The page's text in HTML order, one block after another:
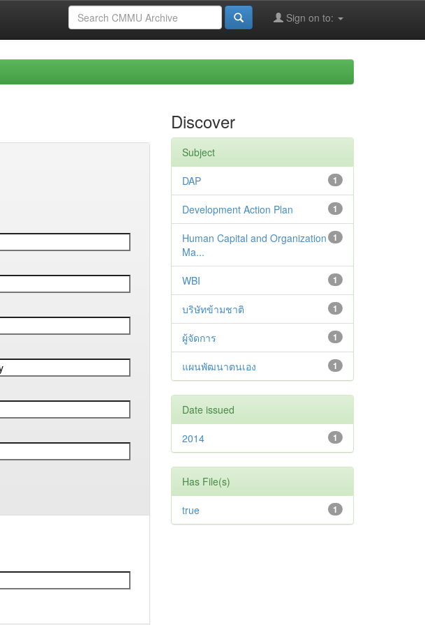
Sign on to:
Discover
Subject
1
DAP
1
Development Action Plan
1
Human Capital and Organization
Ma...
1
WBI
1
บริษัทข้ามชาติ
1
ผู้จัดการ
1
แผนพัฒนาตนเอง
Date issued
1
2014
Has File(s)
1
true